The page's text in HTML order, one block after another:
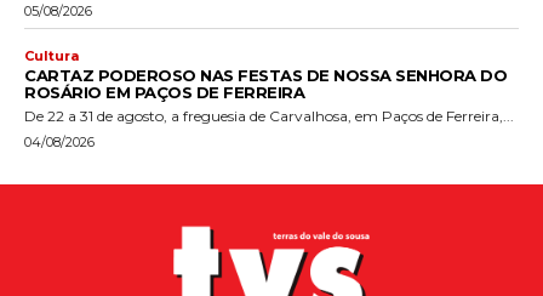
05/08/2026
Cultura
CARTAZ PODEROSO NAS FESTAS DE NOSSA SENHORA DO
ROSÁRIO EM PAÇOS DE FERREIRA
De 22 a 31 de agosto, a freguesia de Carvalhosa, em Paços de Ferreira,...
04/08/2026